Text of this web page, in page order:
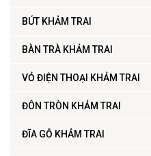
BÚT KHẢM TRAI
BÀN TRÀ KHẢM TRAI
VỎ ĐIỆN THOẠI KHẢM TRAI
ĐÔN TRÒN KHẢM TRAI
ĐĨA GỖ KHẢM TRAI